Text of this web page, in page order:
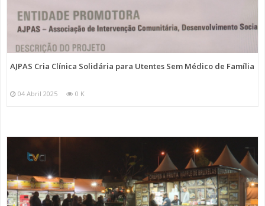
AJPAS Cria Clínica Solidária para Utentes Sem Médico de Família
04 Abril 2025 0 K